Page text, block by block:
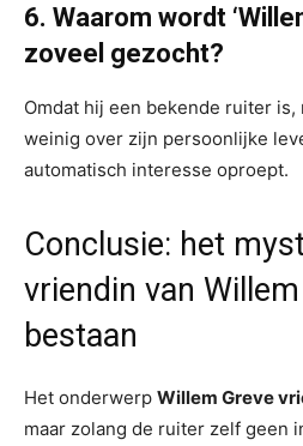
6. Waarom wordt
zoveel gezocht?
Omdat hij een bekende ruiter
weinig over zijn persoonlijke
automatisch interesse oproept.
Conclusie: het
vriendin van
bestaan
Het onderwerp Willem Greve
maar zolang de ruiter zelf geen